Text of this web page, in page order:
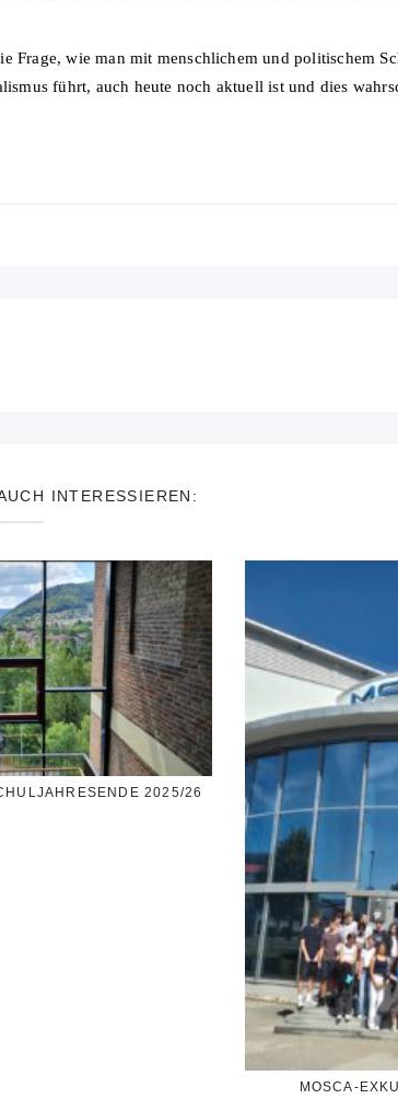
Frage, wie man mit menschlichem und politischem
führt, auch heute noch aktuell ist und dies
INTERESSIEREN:
2025/26
MOSCA-